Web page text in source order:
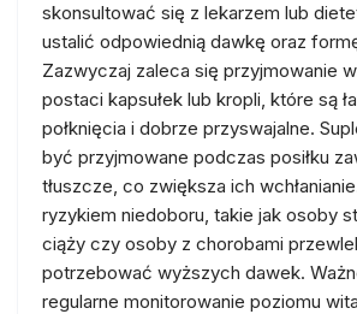
skonsultować się z lekarzem lub
ustalić odpowiednią dawkę oraz
Zazwyczaj zaleca się przyjmowanie
postaci kapsułek lub kropli, które są
połknięcia i dobrze przyswajalne.
być przyjmowane podczas posiłku
tłuszcze, co zwiększa ich
ryzykiem niedoboru, takie jak osoby
ciąży czy osoby z chorobami
potrzebować wyższych dawek.
regularne monitorowanie poziomu